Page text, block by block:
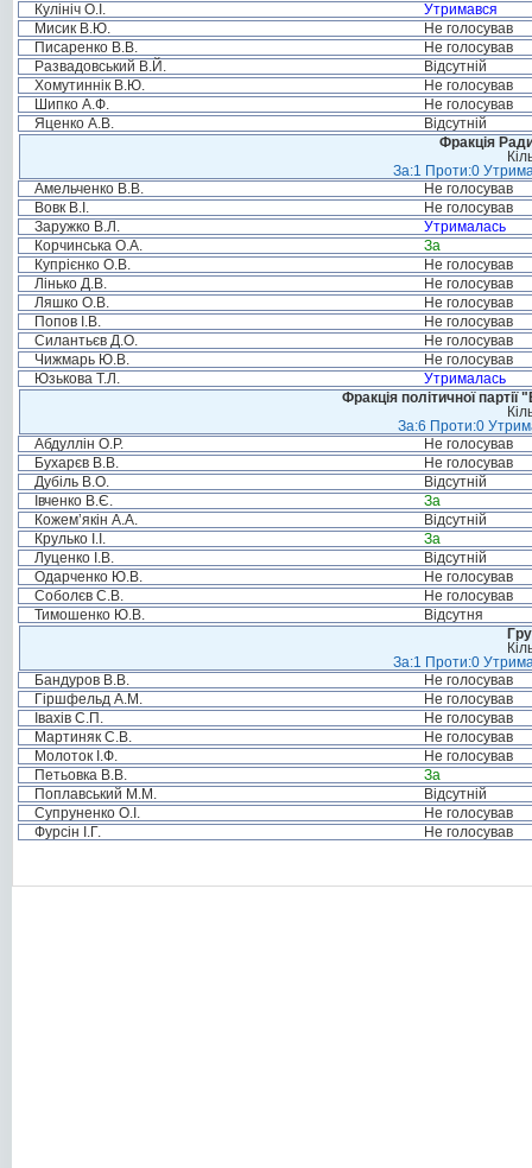
Кулініч О.І.
Утримався
Мисик В.Ю.
Не голосував
Писаренко В.В.
Не голосував
Развадовський В.Й.
Відсутній
Хомутиннік В.Ю.
Не голосував
Шипко А.Ф.
Не голосував
Яценко А.В.
Відсутній
Фракція
За:1 Проти:0
Амельченко В.В.
Не голосував
Вовк В.І.
Не голосував
Заружко В.Л.
Утрималась
Корчинська О.А.
За
Купрієнко О.В.
Не голосував
Лінько Д.В.
Не голосував
Ляшко О.В.
Не голосував
Попов І.В.
Не голосував
Силантьєв Д.О.
Не голосував
Чижмарь Ю.В.
Не голосував
Юзькова Т.Л.
Утрималась
Фракція політичної
За:6 Проти:0
Абдуллін О.Р.
Не голосував
Бухарєв В.В.
Не голосував
Дубіль В.О.
Відсутній
Івченко В.Є.
За
Кожем’якін А.А.
Відсутній
Крулько І.І.
За
Луценко І.В.
Відсутній
Одарченко Ю.В.
Не голосував
Соболєв С.В.
Не голосував
Тимошенко Ю.В.
Відсутня
За:1 Проти:0
Бандуров В.В.
Не голосував
Гіршфельд А.М.
Не голосував
Івахів С.П.
Не голосував
Мартиняк С.В.
Не голосував
Молоток І.Ф.
Не голосував
Петьовка В.В.
За
Поплавський М.М.
Відсутній
Супруненко О.І.
Не голосував
Фурсін І.Г.
Не голосував